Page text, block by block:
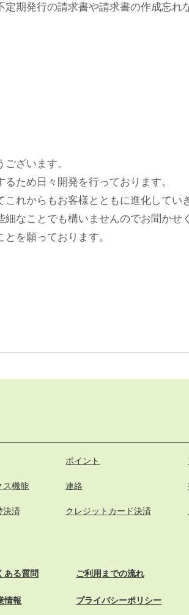
期発行の請求書や請求書の作成忘れ
ざいます。
ため日々開発を行っております。
これからもお客様とともに進化してい
なことでも構いませんのでお聞かせ
を願っております。
ポイント
ス機能 連絡
決済 クレジットカード決済
ある質問 ご利用までの流れ
情報 プライバシーポリシー